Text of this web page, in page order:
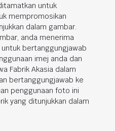
untuk
mempromosikan
dalam gambar.
anda menerima
bertanggungjawab
imej anda dan
Fabrik Akasia dalam
bertanggungjawab ke
penggunaan foto ini
yang ditunjukkan dalam